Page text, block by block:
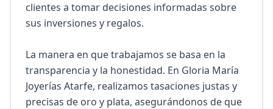
clientes a tomar decisiones informadas sobre
sus inversiones y regalos.
La manera en que trabajamos se basa en la
transparencia y la honestidad. En Gloria María
Joyerías Atarfe, realizamos tasaciones justas y
precisas de oro y plata, asegurándonos de que